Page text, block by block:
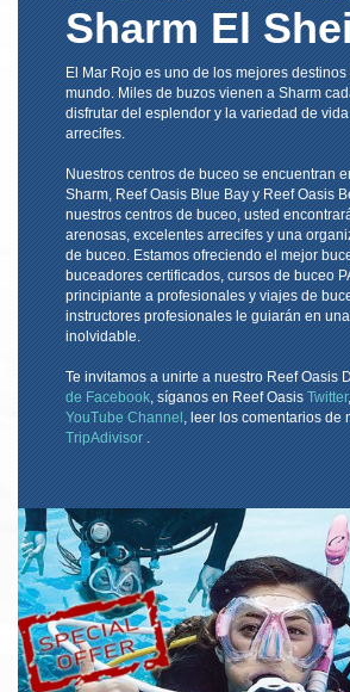
Sharm El
El Mar Rojo es uno de los mejores
mundo. Miles de buzos vienen a Sharm
disfrutar del esplendor y la variedad de
arrecifes.
Nuestros centros de buceo se encuentran
Sharm, Reef Oasis Blue Bay y Reef Oasis
nuestros centros de buceo, usted
arenosas, excelentes arrecifes y una
de buceo. Estamos ofreciendo el mejor
buceadores certificados, cursos de buceo
principiante a profesionales y viajes de
instructores profesionales le guiarán en
inolvidable.
Te invitamos a unirte a nuestro Reef Oasis
de Facebook , síganos en Reef Oasis Twitter
YouTube Channel , leer los comentarios de
TripAdivisor